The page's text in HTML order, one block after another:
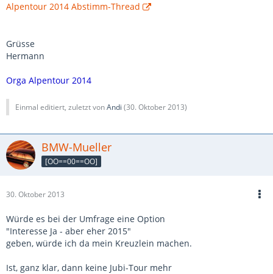
Alpentour 2014 Abstimm-Thread
Grüsse
Hermann
Orga Alpentour 2014
Einmal editiert, zuletzt vonAndi (30. Oktober 2013)
BMW-Mueller
[OO==00==OO]
30. Oktober 2013
Würde es bei der Umfrage eine Option
"Interesse Ja - aber eher 2015"
geben, würde ich da mein Kreuzlein machen.
Ist, ganz klar, dann keine Jubi-Tour mehr